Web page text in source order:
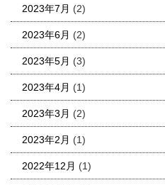
2023年7月 (2)
2023年6月 (2)
2023年5月 (3)
2023年4月 (1)
2023年3月 (2)
2023年2月 (1)
2022年12月 (1)